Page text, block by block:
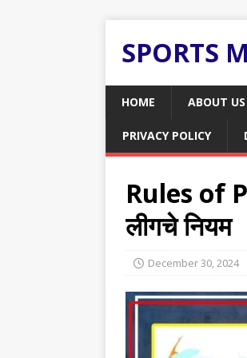
SPORTS
HOME ABOUT US
PRIVACY POLICY
Rules of
लीगचे नियम
December 30, 2024